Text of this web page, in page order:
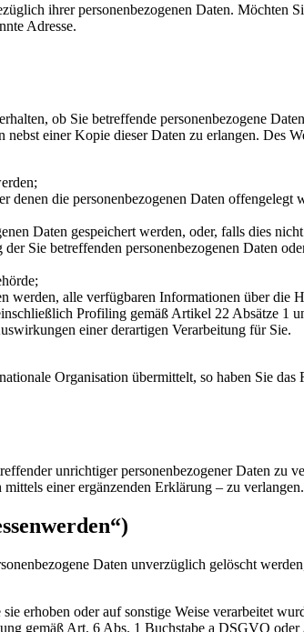
ihrer personenbezogenen Daten.
Adresse.
ob Sie betreffende personenbezogene
einer Kopie dieser Daten zu erlangen. Des
denen die personenbezogenen Daten
Daten gespeichert werden, oder, falls dies
Sie betreffenden personenbezogenen Daten
werden, alle verfügbaren Informationen über die
Profiling gemäß Artikel 22 Absätze
einer derartigen Verarbeitung für Sie.
Organisation übermittelt, so haben Sie
unrichtiger personenbezogener Daten zu
einer ergänzenden Erklärung – zu verlangen.
Daten unverzüglich gelöscht
erhoben oder auf sonstige Weise verarbeitet
gemäß Art. 6 Abs. 1 Buchstabe a DSGVO